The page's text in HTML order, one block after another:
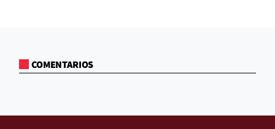
COMENTARIOS